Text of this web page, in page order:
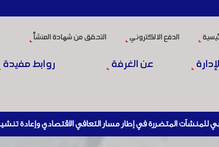
الدفع الالكتروني التحقق من شهادة المنشأ
عن الغرفة روابط مفيدة